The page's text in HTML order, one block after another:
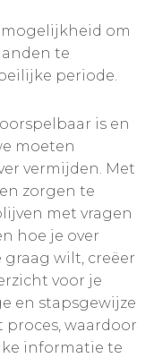
om
te
periode.
is en
moeten
vermijden. Met
zorgen te
met vragen
hoe je over
wilt, creëer
voor je
en stapsgewijze
waardoor
informatie te